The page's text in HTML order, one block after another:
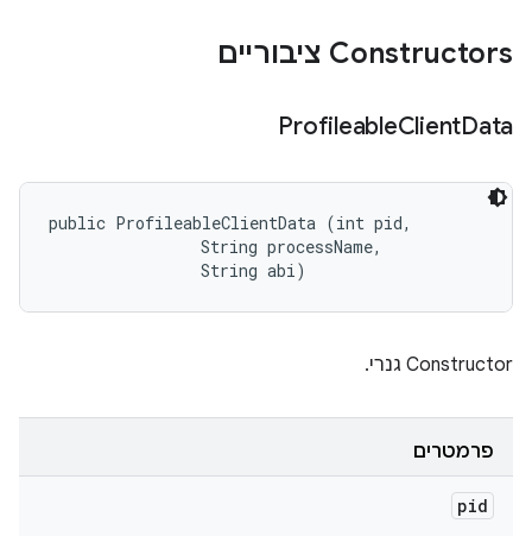
Constructors ציבוריים
ProfileableClientData
public ProfileableClientData (int pid,
                String processName,
                String abi)
‫Constructor גנרי.
פרמטרים
pid